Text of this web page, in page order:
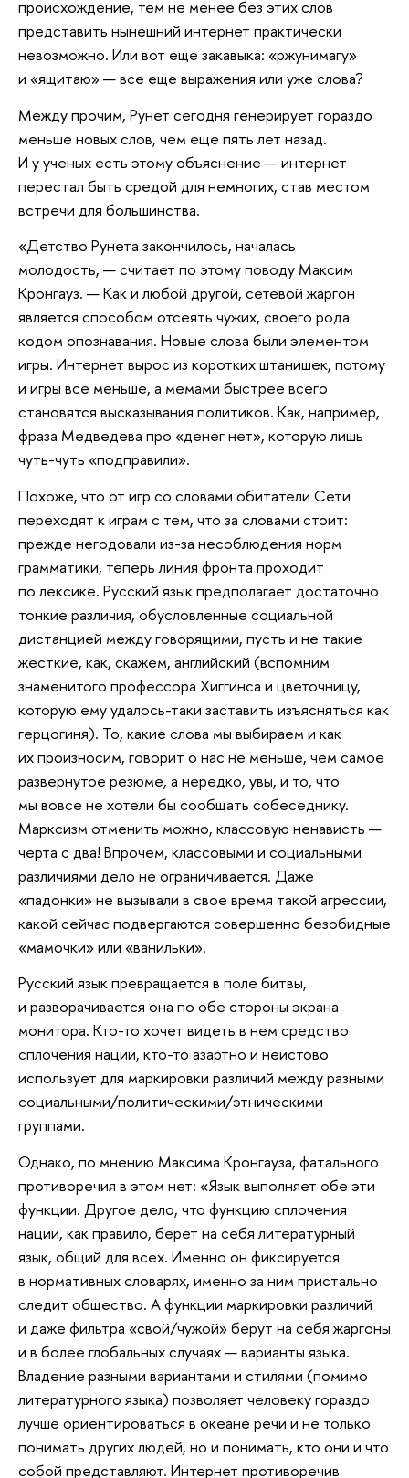
происхождение, тем не менее без этих слов
представить нынешний интернет практически
невозможно. Или вот еще закавыка: «ржунимагу»
и «ящитаю» — все еще выражения или уже слова?
Между прочим, Рунет сегодня генерирует гораздо
меньше новых слов, чем еще пять лет назад.
И у ученых есть этому объяснение — интернет
перестал быть средой для немногих, став местом
встречи для большинства.
«Детство Рунета закончилось, началась
молодость, — считает по этому поводу Максим
Кронгауз. — Как и любой другой, сетевой жаргон
является способом отсеять чужих, своего рода
кодом опознавания. Новые слова были элементом
игры. Интернет вырос из коротких штанишек, потому
и игры все меньше, а мемами быстрее всего
становятся высказывания политиков. Как, например,
фраза Медведева про «денег нет», которую лишь
чуть-чуть «подправили».
Похоже, что от игр со словами обитатели Сети
переходят к играм с тем, что за словами стоит:
прежде негодовали из-за несоблюдения норм
грамматики, теперь линия фронта проходит
по лексике. Русский язык предполагает достаточно
тонкие различия, обусловленные социальной
дистанцией между говорящими, пусть и не такие
жесткие, как, скажем, английский (вспомним
знаменитого профессора Хиггинса и цветочницу,
которую ему удалось-таки заставить изъясняться как
герцогиня). То, какие слова мы выбираем и как
их произносим, говорит о нас не меньше, чем самое
развернутое резюме, а нередко, увы, и то, что
мы вовсе не хотели бы сообщать собеседнику.
Марксизм отменить можно, классовую ненависть —
черта с два! Впрочем, классовыми и социальными
различиями дело не ограничивается. Даже
«падонки» не вызывали в свое время такой агрессии,
какой сейчас подвергаются совершенно безобидные
«мамочки» или «ванильки».
Русский язык превращается в поле битвы,
и разворачивается она по обе стороны экрана
монитора. Кто-то хочет видеть в нем средство
сплочения нации, кто-то азартно и неистово
использует для маркировки различий между разными
социальными/политическими/этническими
группами.
Однако, по мнению Максима Кронгауза, фатального
противоречия в этом нет: «Язык выполняет обе эти
функции. Другое дело, что функцию сплочения
нации, как правило, берет на себя литературный
язык, общий для всех. Именно он фиксируется
в нормативных словарях, именно за ним пристально
следит общество. А функции маркировки различий
и даже фильтра «свой/чужой» берут на себя жаргоны
и в более глобальных случаях — варианты языка.
Владение разными вариантами и стилями (помимо
литературного языка) позволяет человеку гораздо
лучше ориентироваться в океане речи и не только
понимать других людей, но и понимать, кто они и что
собой представляют. Интернет противоречив